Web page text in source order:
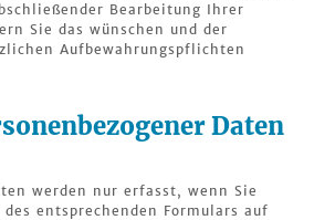
Bearbeitung Ihrer
Sie das wünschen und der
Aufbewahrungspflichten
Daten
werden nur erfasst, wenn Sie
entsprechenden Formulars auf